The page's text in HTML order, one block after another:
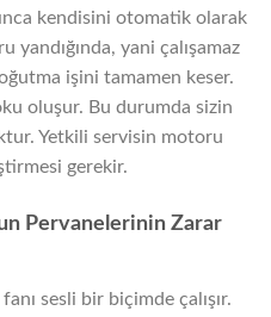
kendisini otomatik olarak
yandığında, yani çalışamaz
işini tamamen keser.
oluşur. Bu durumda sizin
Yetkili servisin motoru
gerekir.
Pervanelerinin Zarar
sesli bir biçimde çalışır.